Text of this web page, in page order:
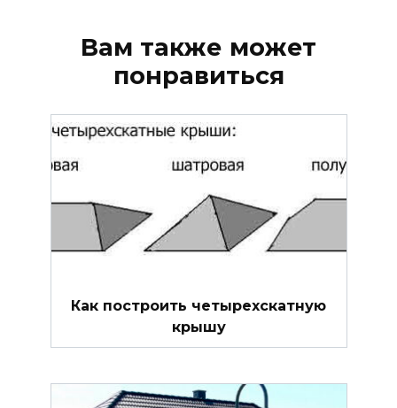
Вам также может
понравиться
Как построить четырехскатную
крышу